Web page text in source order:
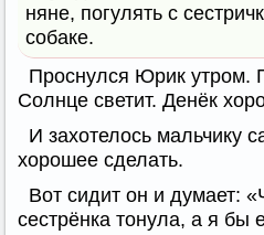
няне, погулять с
собаке.
Проснулся Юрик утром.
Солнце светит. Денёк
И захотелось мальчику
хорошее сделать.
Вот сидит он и думает:
сестрёнка тонула, а я бы